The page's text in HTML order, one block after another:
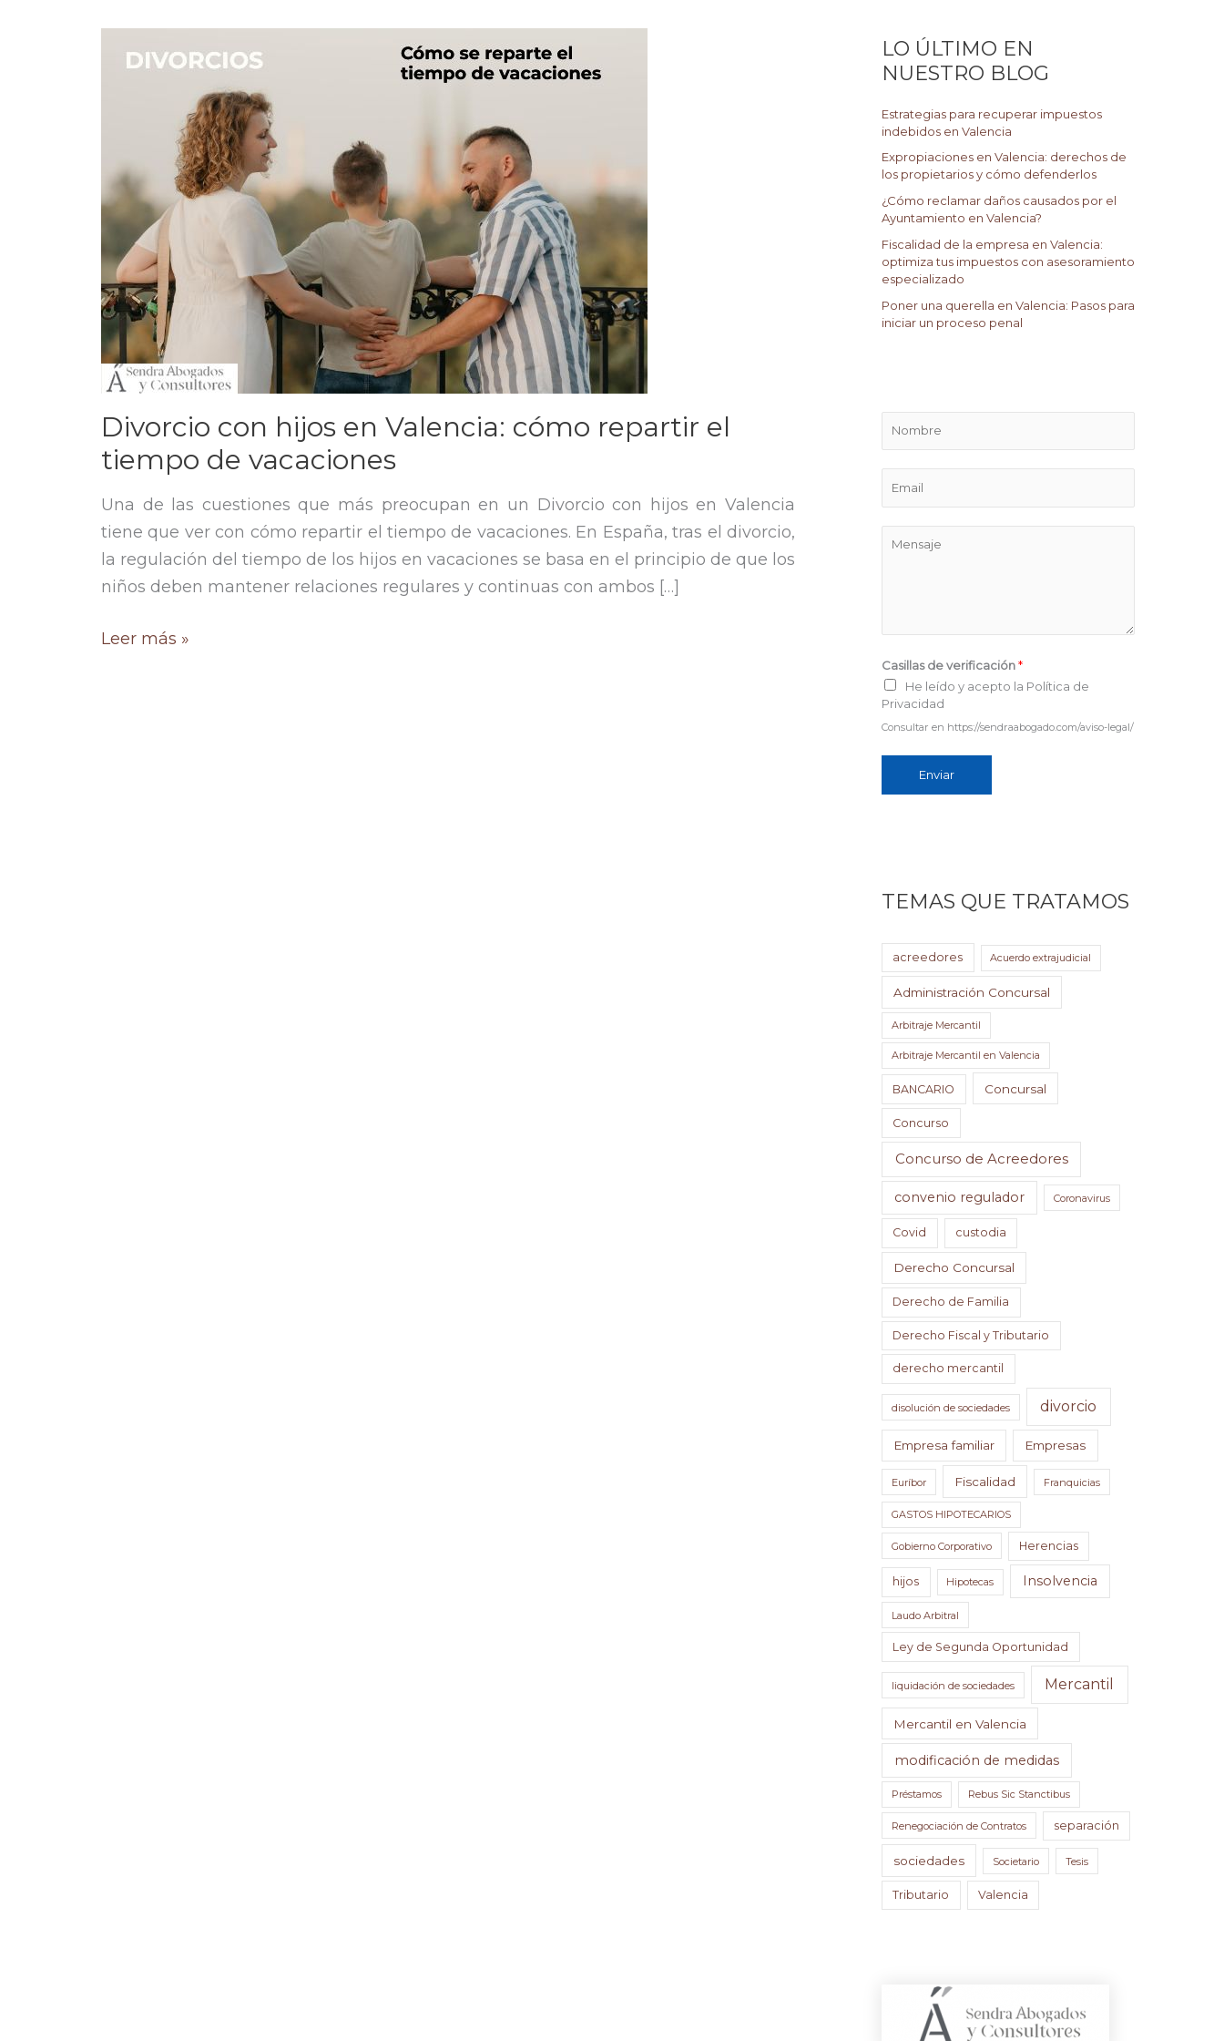
Divorcio con hijos en Valencia: cómo repartir el
tiempo de vacaciones
Una de las cuestiones que más preocupan en un Divorcio con hijos en Valencia
tiene que ver con cómo repartir el tiempo de vacaciones. En España, tras el divorcio,
la regulación del tiempo de los hijos en vacaciones se basa en el principio de que los
niños deben mantener relaciones regulares y continuas con ambos […]
Divorcio
Leer más »
p
r
LO ÚLTIMO EN
NUESTRO BLOG
Estrategias para recuperar impuestos
indebidos en Valencia
Expropiaciones en Valencia: derechos de
los propietarios y cómo defenderlos
¿Cómo reclamar daños causados por el
Ayuntamiento en Valencia?
Fiscalidad de la empresa en Valencia:
optimiza tus impuestos con asesoramiento
especializado
Poner una querella en Valencia: Pasos para
iniciar un proceso penal
m
a
e
*
Casillas de verificación*
He leído y acepto la Política de
Privacidad
Consultar en https://sendraabogado.com/aviso-legal/
Enviar
TEMAS QUE TRATAMOS
acreedores Acuerdo extrajudicial
Administración Concursal
Arbitraje Mercantil
Arbitraje Mercantil en Valencia
BANCARIO Concursal
Concurso
Concurso de Acreedores
convenio regulador Coronavirus
Covid custodia
Derecho Concursal
Derecho de Familia
Derecho Fiscal y Tributario
derecho mercantil
disolución de sociedades divorcio
Empresa familiar Empresas
Euríbor Fiscalidad Franquicias
GASTOS HIPOTECARIOS
Gobierno Corporativo Herencias
hijos Hipotecas Insolvencia
Laudo Arbitral
Ley de Segunda Oportunidad
liquidación de sociedades Mercantil
Mercantil en Valencia
modificación de medidas
Préstamos Rebus Sic Stanctibus
Renegociación de Contratos separación
sociedades Societario Tesis
Tributario Valencia